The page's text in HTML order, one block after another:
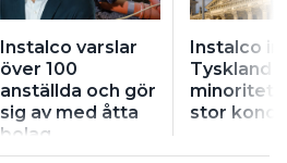
Instalco varslar
över 100
anställda och gör
sig av med åtta
bolag
Instalco in
Tyskland
stor